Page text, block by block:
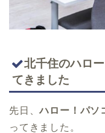
北千住のハロ
てきました
先日、ハロー！パソ
ってきました。